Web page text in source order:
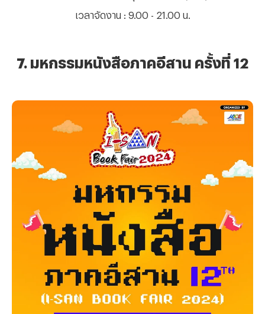
เวลาจัดงาน : 9.00 - 21.00 น.
7. มหกรรมหนังสือภาคอีสาน ครั้งที่ 12